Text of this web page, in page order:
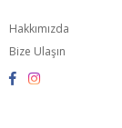
Hakkımızda
Bize Ulaşın